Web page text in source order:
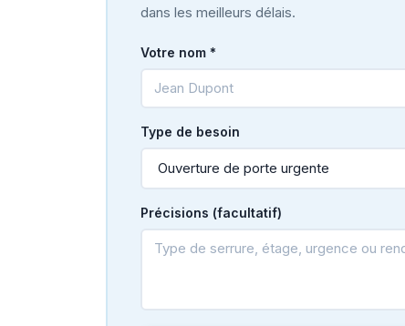
dans les meilleurs délais.
Votre nom *
Type de besoin
Précisions (facultatif)